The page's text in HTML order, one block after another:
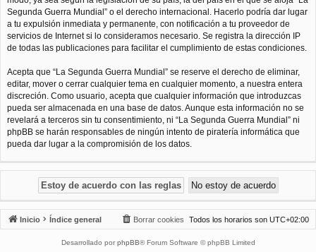
Segunda Guerra Mundial” o el derecho internacional. Hacerlo podría dar lugar
a tu expulsión inmediata y permanente, con notificación a tu proveedor de
servicios de Internet si lo consideramos necesario. Se registra la dirección IP
de todas las publicaciones para facilitar el cumplimiento de estas condiciones.
Acepta que “La Segunda Guerra Mundial” se reserve el derecho de eliminar,
editar, mover o cerrar cualquier tema en cualquier momento, a nuestra entera
discreción. Como usuario, acepta que cualquier información que introduzcas
pueda ser almacenada en una base de datos. Aunque esta información no se
revelará a terceros sin tu consentimiento, ni “La Segunda Guerra Mundial” ni
phpBB se harán responsables de ningún intento de piratería informática que
pueda dar lugar a la compromisión de los datos.
Inicio Índice general Todos los horarios son UTC+02:00
Borrar cookies
Desarrollado por phpBB® Forum Software © phpBB Limited